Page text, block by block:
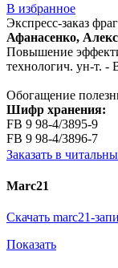
В избранное
Экспресс-заказ
Афанасенко,
Повышение
технологич. ун-т. -
Обогащение
Шифр хранения:
FB 9 98-4/3895-9
FB 9 98-4/3896-7
Заказать в
Marc21
Скачать marc21-
Показать